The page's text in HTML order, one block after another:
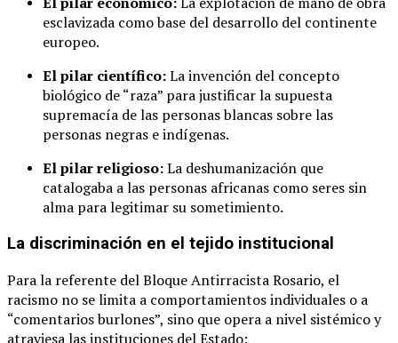
esclavizada como base del desarrollo del continente
europeo.
El pilar científico:La invención del concepto
biológico de “raza” para justificar la supuesta
supremacía de las personas blancas sobre las
personas negras e indígenas.
El pilar religioso:La deshumanización que
catalogaba a las personas africanas como seres sin
alma para legitimar su sometimiento.
La discriminación en el tejido institucional
Para la referente del Bloque Antirracista Rosario, el
racismo no se limita a comportamientos individuales o a
“comentarios burlones”, sino que opera a nivel sistémico y
atraviesa las instituciones del Estado: